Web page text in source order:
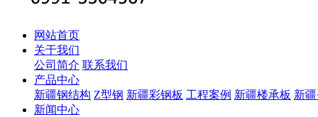
网站首页
关于我们
公司简介 联系我们
产品中心
新疆钢结构 Z型钢 新疆彩钢板 工程案例 新疆楼承板 新
新闻中心